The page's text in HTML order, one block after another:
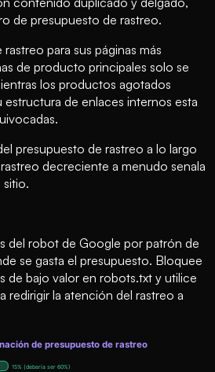
de presupuesto de rastreo.
para sus páginas más
de producto principales solo se
los productos agotados
estructura de enlaces internos esta
presupuesto de rastreo a lo largo
decreciente a menudo senala
sitio.
del robot de Google por patrón de
se gasta el presupuesto. Bloquee
de bajo valor en robots.txt y utilice
redirigir la atención del rastreo a